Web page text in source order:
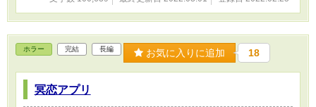
ホラー 完結 長編 お気に入りに追加 18
冥恋アプリ